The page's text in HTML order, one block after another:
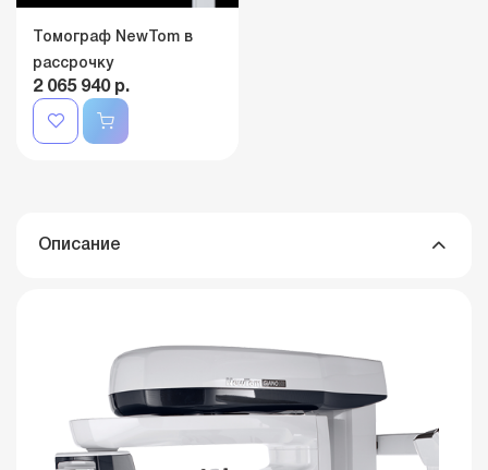
Томограф NewTom в
рассрочку
2 065 940 р.
Описание